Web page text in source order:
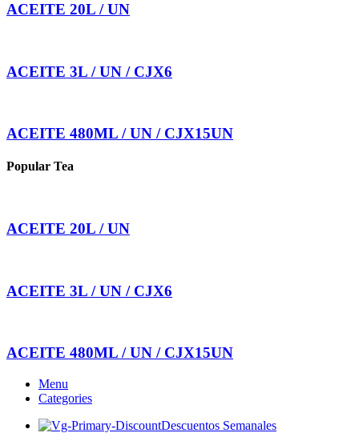
ACEITE 20L / UN
ACEITE 3L / UN / CJX6
ACEITE 480ML / UN / CJX15UN
Popular Tea
ACEITE 20L / UN
ACEITE 3L / UN / CJX6
ACEITE 480ML / UN / CJX15UN
Menu
Categories
Descuentos Semanales